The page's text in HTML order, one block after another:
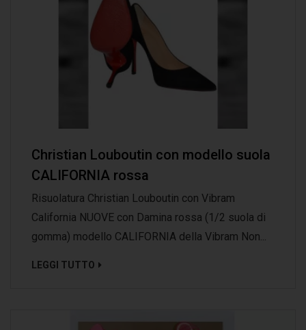
Christian Louboutin con modello suola
CALIFORNIA rossa
Risuolatura Christian Louboutin con Vibram
California NUOVE con Damina rossa (1/2 suola di
gomma) modello CALIFORNIA della Vibram Non...
LEGGI TUTTO